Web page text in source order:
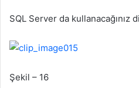
SQL Server da
Şekil – 16